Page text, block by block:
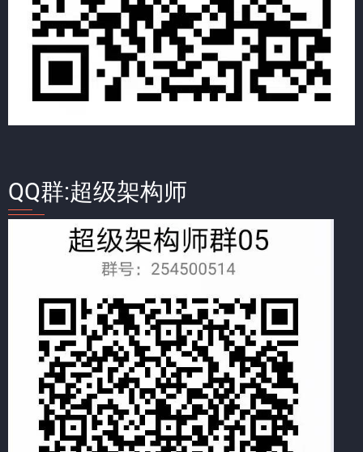
QQ群:超级架构师